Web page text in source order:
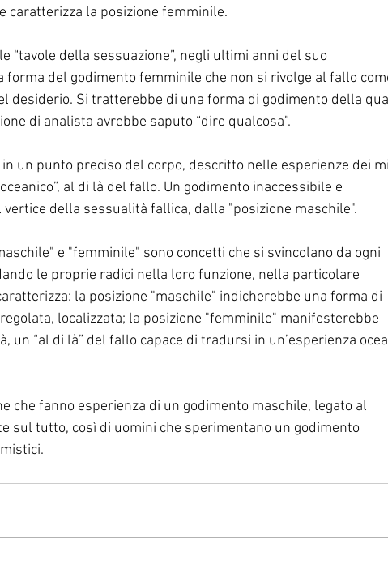
caratterizza la posizione femminile.
“tavole della sessuazione”, negli ultimi anni del suo
forma del godimento femminile che non si rivolge al fallo
desiderio. Si tratterebbe di una forma di godimento della
di analista avrebbe saputo “dire qualcosa”.
un punto preciso del corpo, descritto nelle esperienze dei
al di là del fallo. Un godimento inaccessibile e
della sessualità fallica, dalla "posizione maschile".
e "femminile" sono concetti che si svincolano da ogni
le proprie radici nella loro funzione, nella particolare
la posizione "maschile" indicherebbe una forma di
localizzata; la posizione "femminile" manifesterebbe
un “al di là” del fallo capace di tradursi in un’esperienza
che fanno esperienza di un godimento maschile, legato al
sul tutto, così di uomini che sperimentano un godimento